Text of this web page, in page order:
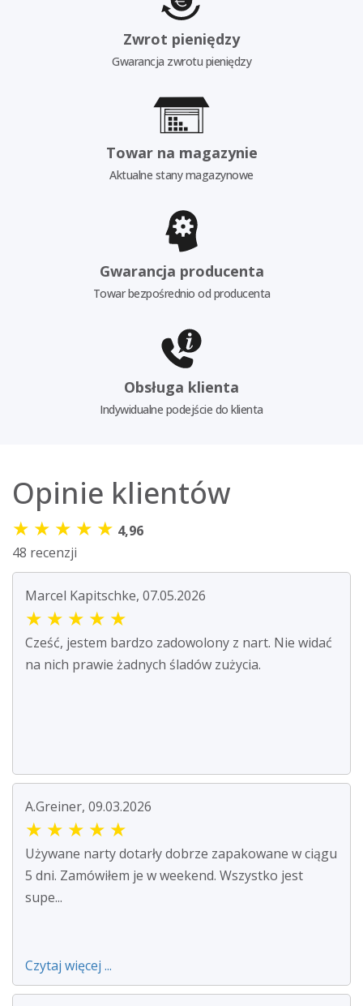
Zwrot pieniędzy
Gwarancja zwrotu pieniędzy
Towar na magazynie
Aktualne stany magazynowe
Gwarancja producenta
Towar bezpośrednio od producenta
Obsługa klienta
Indywidualne podejście do klienta
Opinie klientów
★ ★ ★ ★ ★ 4,96
48 recenzji
Marcel Kapitschke, 07.05.2026
★ ★ ★ ★ ★
Cześć, jestem bardzo zadowolony z nart. Nie widać
na nich prawie żadnych śladów zużycia.
A.Greiner, 09.03.2026
★ ★ ★ ★ ★
Używane narty dotarły dobrze zapakowane w ciągu
5 dni. Zamówiłem je w weekend. Wszystko jest
supe...
Czytaj więcej ...